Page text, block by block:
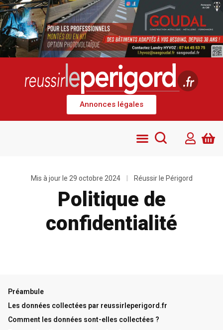
Annonces légales
Mis à jour le 29 octobre 2024 Réussir le Périgord
Politique de
confidentialité
Préambule
Les données collectées par reussirleperigord.fr
Comment les données sont-elles collectées ?